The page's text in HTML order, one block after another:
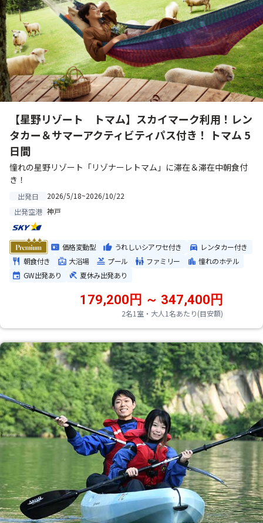
【星野リゾート トマム】スカイマーク利用！レン
タカー＆サマーアクティビティパス付き！ トマム 5
日間
憧れの星野リゾート「リゾナーレトマム」に滞在＆滞在中朝食付
き！
出発日
2026/5/18~2026/10/22
出発空港 神戸
価格変動型 うれしいシアワセ付き
レンタカー付き
朝食付き
大浴場 プール ファミリー
憧れのホテル
GW出発あり
夏休み出発あり
2名1室・大人1名あたり(目安額)
179,200円 ～ 347,400円